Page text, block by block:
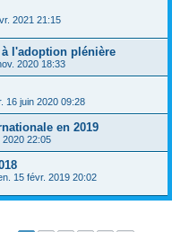
2021 21:15
l'adoption plénière
2020 18:33
16 juin 2020 09:28
en 2019
2020 22:05
15 févr. 2019 20:02